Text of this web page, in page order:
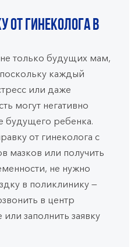
от гинеколога в
только будущих мам,
каждый
или даже
могут негативно
будущего ребенка.
от гинеколога с
мазков или получить
не нужно
в поликлинику —
в центр
заполнить заявку